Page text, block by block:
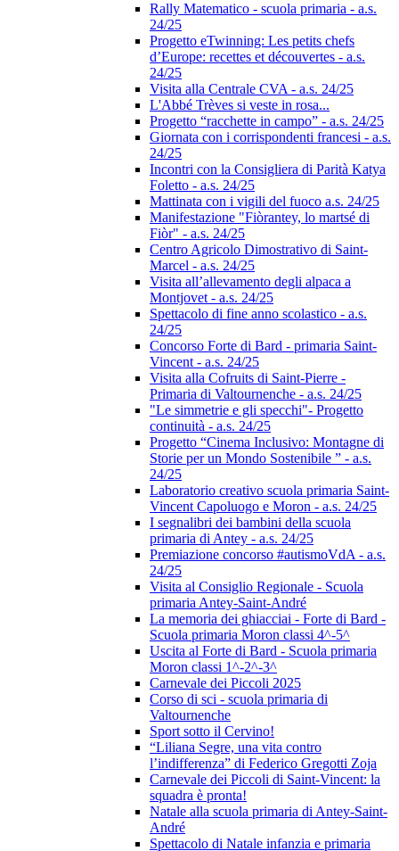
Rally Matematico - scuola primaria - a.s.
24/25
Progetto eTwinning: Les petits chefs
d’Europe: recettes et découvertes - a.s.
24/25
Visita alla Centrale CVA - a.s. 24/25
L'Abbé Trèves si veste in rosa...
Progetto “racchette in campo” - a.s. 24/25
Giornata con i corrispondenti francesi - a.s.
24/25
Incontri con la Consigliera di Parità Katya
Foletto - a.s. 24/25
Mattinata con i vigili del fuoco a.s. 24/25
Manifestazione "Fiòrantey, lo martsé di
Fiòr" - a.s. 24/25
Centro Agricolo Dimostrativo di Saint-
Marcel - a.s. 24/25
Visita all’allevamento degli alpaca a
Montjovet - a.s. 24/25
Spettacolo di fine anno scolastico - a.s.
24/25
Concorso Forte di Bard - primaria Saint-
Vincent - a.s. 24/25
Visita alla Cofruits di Saint-Pierre -
Primaria di Valtournenche - a.s. 24/25
"Le simmetrie e gli specchi"- Progetto
continuità - a.s. 24/25
Progetto “Cinema Inclusivo: Montagne di
Storie per un Mondo Sostenibile ” - a.s.
24/25
Laboratorio creativo scuola primaria Saint-
Vincent Capoluogo e Moron - a.s. 24/25
I segnalibri dei bambini della scuola
primaria di Antey - a.s. 24/25
Premiazione concorso #autismoVdA - a.s.
24/25
Visita al Consiglio Regionale - Scuola
primaria Antey-Saint-André
La memoria dei ghiacciai - Forte di Bard -
Scuola primaria Moron classi 4^-5^
Uscita al Forte di Bard - Scuola primaria
Moron classi 1^-2^-3^
Carnevale dei Piccoli 2025
Corso di sci - scuola primaria di
Valtournenche
Sport sotto il Cervino!
“Liliana Segre, una vita contro
l’indifferenza” di Federico Gregotti Zoja
Carnevale dei Piccoli di Saint-Vincent: la
squadra è pronta!
Natale alla scuola primaria di Antey-Saint-
André
Spettacolo di Natale infanzia e primaria